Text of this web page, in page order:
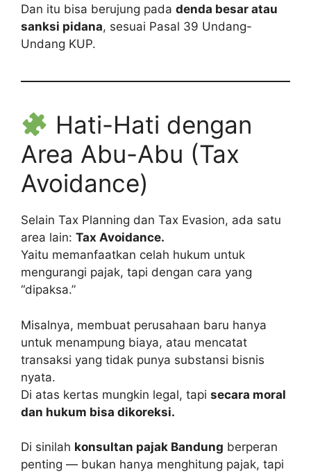
Dan itu bisa berujung pada denda besar atau
sanksi pidana, sesuai Pasal 39 Undang-
Undang KUP.
Hati-Hati dengan
Area Abu-Abu (Tax
Avoidance)
Selain Tax Planning dan Tax Evasion, ada satu
area lain: Tax Avoidance.
Yaitu memanfaatkan celah hukum untuk
mengurangi pajak, tapi dengan cara yang
“dipaksa.”
Misalnya, membuat perusahaan baru hanya
untuk menampung biaya, atau mencatat
transaksi yang tidak punya substansi bisnis
nyata.
Di atas kertas mungkin legal, tapi secara moral
dan hukum bisa dikoreksi.
Di sinilah konsultan pajak Bandung berperan
penting — bukan hanya menghitung pajak, tapi